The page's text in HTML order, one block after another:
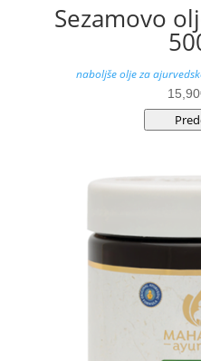
Sezamovo
naboljše olje za
15,90